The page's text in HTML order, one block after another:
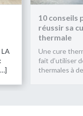
10 conseils
réussir sa
thermale
Une cure
fait d’utiliser
thermales à